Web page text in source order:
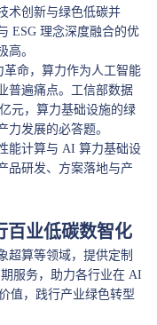
术创新与绿色低碳并
ESG 理念深度融合的优
高。
命，算力作为人工智能
普遍痛点。工信部数据
元，算力基础设施的绿
发展的必答题。
能计算与 AI 算力基础设
品研发、方案落地与产
百业低碳数智化
超算等领域，提供定制
服务，助力各行业在 AI
值，践行产业绿色转型